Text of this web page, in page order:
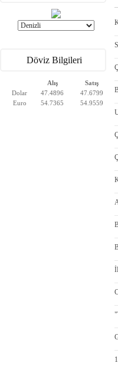
Döviz Bilgileri
Alış
Satış
Dolar
47.4896
47.6799
Euro
54.7365 54.9559